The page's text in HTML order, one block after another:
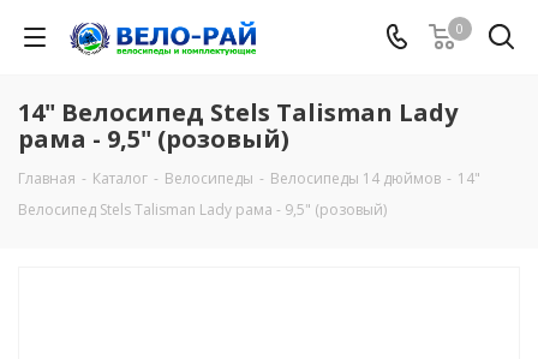
0
14" Велосипед Stels Talisman Lady
рама - 9,5" (розовый)
Главная - Каталог - Велосипеды - Велосипеды 14 дюймов - 14"
Велосипед Stels Talisman Lady рама - 9,5" (розовый)